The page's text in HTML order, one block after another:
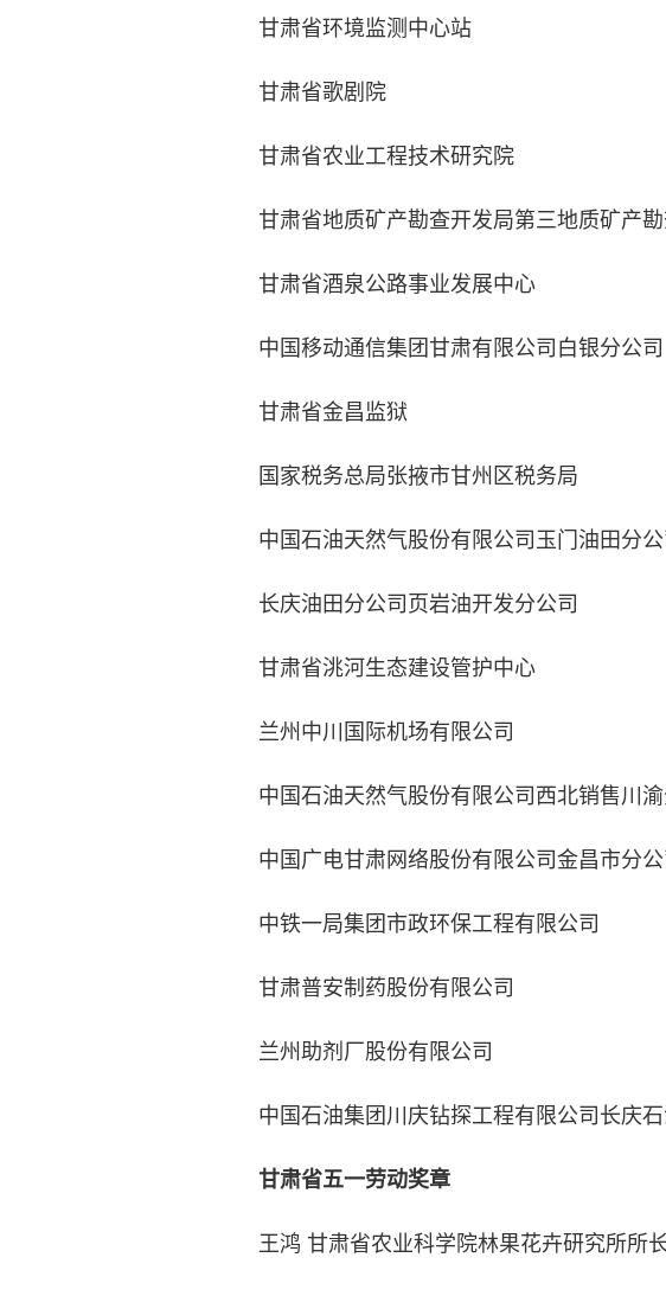
甘肃省环境监测中心站
甘肃省歌剧院
甘肃省农业工程技术研究院
甘肃省地质矿产勘查开发局第三地质矿产勘
甘肃省酒泉公路事业发展中心
中国移动通信集团甘肃有限公司白银分公司
甘肃省金昌监狱
国家税务总局张掖市甘州区税务局
中国石油天然气股份有限公司玉门油田分公
长庆油田分公司页岩油开发分公司
甘肃省洮河生态建设管护中心
兰州中川国际机场有限公司
中国石油天然气股份有限公司西北销售川渝
中国广电甘肃网络股份有限公司金昌市分公
中铁一局集团市政环保工程有限公司
甘肃普安制药股份有限公司
兰州助剂厂股份有限公司
中国石油集团川庆钻探工程有限公司长庆石
甘肃省五一劳动奖章
王鸿 甘肃省农业科学院林果花卉研究所所